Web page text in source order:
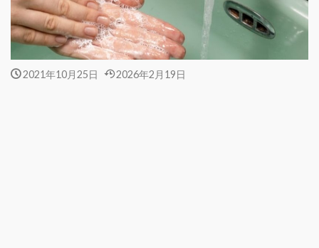
2021年10月25日 2026年2月19日